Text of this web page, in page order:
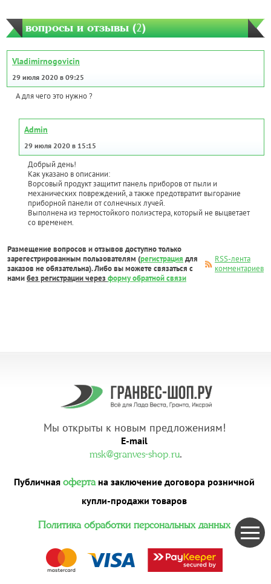
вопросы и отзывы (2)
Vladimirnogovicin
29 июля 2020 в 09:25
А для чего это нужно ?
Admin
29 июля 2020 в 15:15
Добрый день!
Как указано в описании:
Ворсовый продукт защитит панель приборов от пыли и
механических повреждений, а также предотвратит выгорание
приборной панели от солнечных лучей.
Выполнена из термостойкого полиэстера, который не выцветает
со временем.
Размещение вопросов и отзывов доступно только
зарегестрированным пользователям (регистрация для
заказов не обязательна). Либо вы можете связаться с
намибез регистрации через форму обратной связи
RSS-лента
комментариев
Мы открыты к новым предложениям!
E-mail
msk@granves-shop.ru.
Публичная офертана заключение договора розничной
купли-продажи товаров
Политика обработки персональных данных